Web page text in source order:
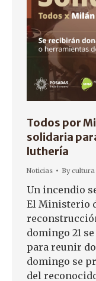
Todos por
solidaria
luthería
Noticias Bycultura
Un incendio
El Ministerio
domingo 21
para reunir
domingo se
del